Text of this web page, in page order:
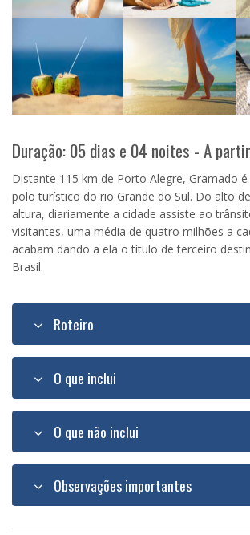
Duração: 05 dias e 04 noites - A
Distante 115 km de Porto Alegre, Gramado
polo turístico do rio Grande do Sul. Do alto
altura, diariamente a cidade assiste ao
visitantes, uma média de quatro milhões a
acabam dando a ela o título de terceiro
Brasil.
Roteiro
O que inclui
O que não inclui
Observações importantes